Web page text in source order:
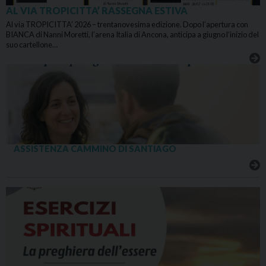
AL VIA TROPICITTA’ RASSEGNA ESTIVA
Al via TROPICITTA’ 2026 – trentanovesima edizione. Dopo l’apertura con
BIANCA di Nanni Moretti, l’arena Italia di Ancona, anticipa a giugno l’inizio del
suo cartellone…
ASSISTENZA CAMMINO DI SANTIAGO